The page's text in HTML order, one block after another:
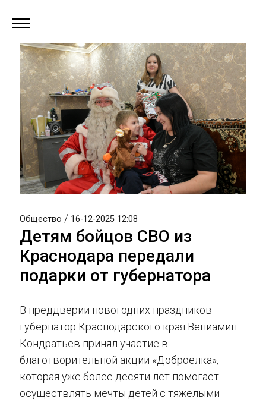
Общество / 16-12-2025 12:08
Детям бойцов СВО из
Краснодара передали
подарки от губернатора
В преддверии новогодних праздников
губернатор Краснодарского края Вениамин
Кондратьев принял участие в
благотворительной акции «Доброелка»,
которая уже более десяти лет помогает
осуществлять мечты детей с тяжелыми